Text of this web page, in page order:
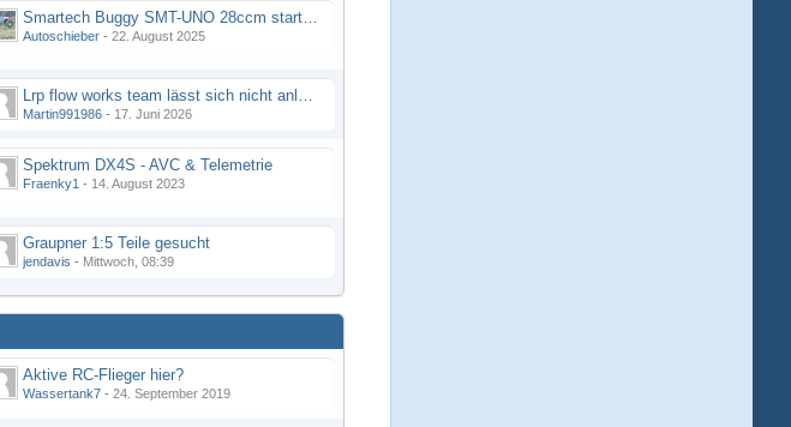
Smartech Buggy SMT-UNO 28ccm startet nicht
Autoschieber - 22. August 2025
Lrp flow works team lässt sich nicht anlernen
Martin991986 - 17. Juni 2026
Spektrum DX4S - AVC & Telemetrie
Fraenky1 - 14. August 2023
Graupner 1:5 Teile gesucht
jendavis - Mittwoch, 08:39
Aktive RC-Flieger hier?
Wassertank7 - 24. September 2019